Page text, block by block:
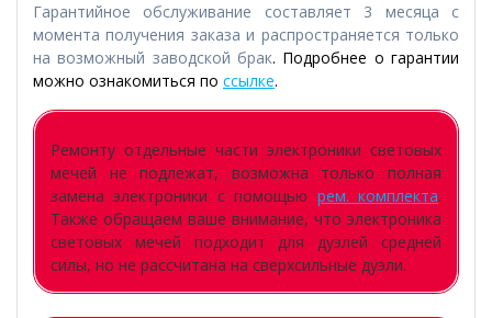
Гарантийное обслуживание составляет 3 месяца с
момента получения заказа и распространяется только
на возможный заводской брак. Подробнее о гарантии
можно ознакомиться по ссылке.
Ремонту отдельные части электроники световых
мечей не подлежат, возможна только полная
замена электроники с помощью рем. комплекта.
Также обращаем ваше внимание, что электроника
световых мечей подходит для дуэлей средней
силы, но не рассчитана на сверхсильные дуэли.